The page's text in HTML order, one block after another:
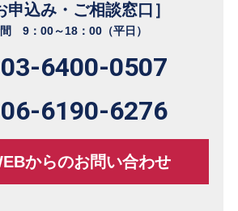
申込み・ご相談窓口］
9：00～18：00（平日）
03-6400-0507
06-6190-6276
からのお問い合わせ